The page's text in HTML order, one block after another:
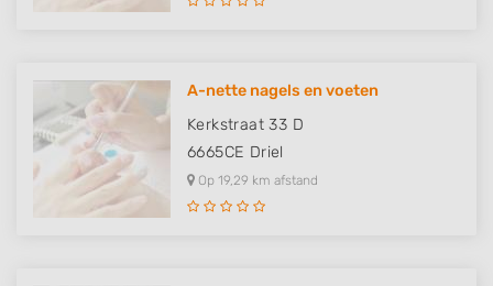
A-nette nagels en voeten
Kerkstraat 33 D
6665CE Driel
Op 19,29 km afstand